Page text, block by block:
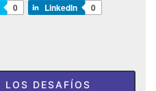
0 LinkedIn
0
LOS DESAFÍOS